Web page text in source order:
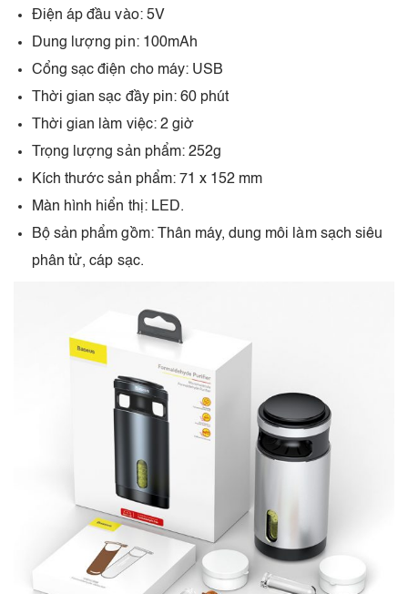
Điện áp đầu vào: 5V
Dung lượng pin: 100mAh
Cổng sạc điện cho máy: USB
Thời gian sạc đầy pin: 60 phút
Thời gian làm việc: 2 giờ
Trọng lượng sản phẩm: 252g
Kích thước sản phẩm: 71 x 152 mm
Màn hình hiển thị: LED.
Bộ sản phẩm gồm: Thân máy, dung môi làm sạch siêu
phân tử, cáp sạc.